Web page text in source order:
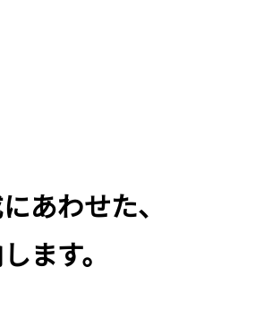
あわせた、
ます。